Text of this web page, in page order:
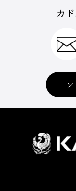
カ